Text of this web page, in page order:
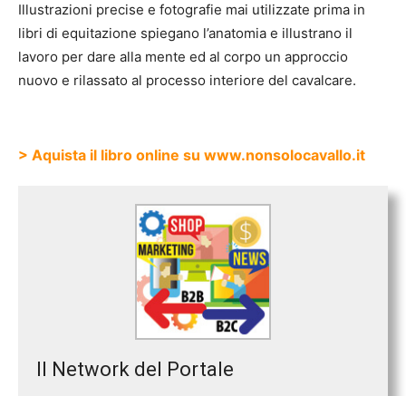
Illustrazioni precise e fotografie mai utilizzate prima in
libri di equitazione spiegano l’anatomia e illustrano il
lavoro per dare alla mente ed al corpo un approccio
nuovo e rilassato al processo interiore del cavalcare.
> Aquista il libro online su www.nonsolocavallo.it
Il Network del Portale